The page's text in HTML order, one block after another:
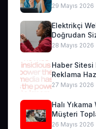
29 Mayıs 2026
Elektrikçi
Doğrudan
28 Mayıs 2026
Haber Sitesi
Reklama
27 Mayıs 2026
Halı
Müşteri
26 Mayıs 2026